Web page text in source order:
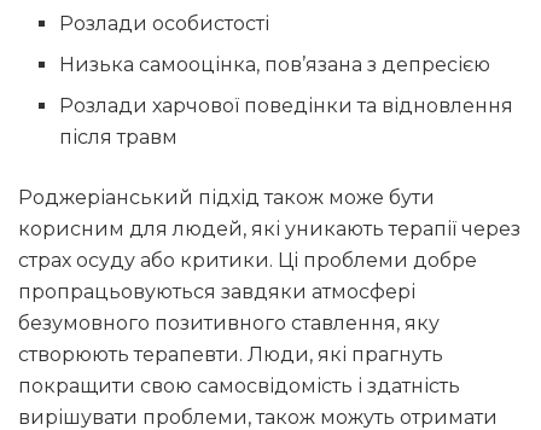
Розлади особистості
Низька самооцінка, пов’язана з депресією
Розлади харчової поведінки та відновлення
після травм
Роджеріанський підхід також може бути
корисним для людей, які уникають терапії через
страх осуду або критики. Ці проблеми добре
пропрацьовуються завдяки атмосфері
безумовного позитивного ставлення, яку
створюють терапевти. Люди, які прагнуть
покращити свою самосвідомість і здатність
вирішувати проблеми, також можуть отримати